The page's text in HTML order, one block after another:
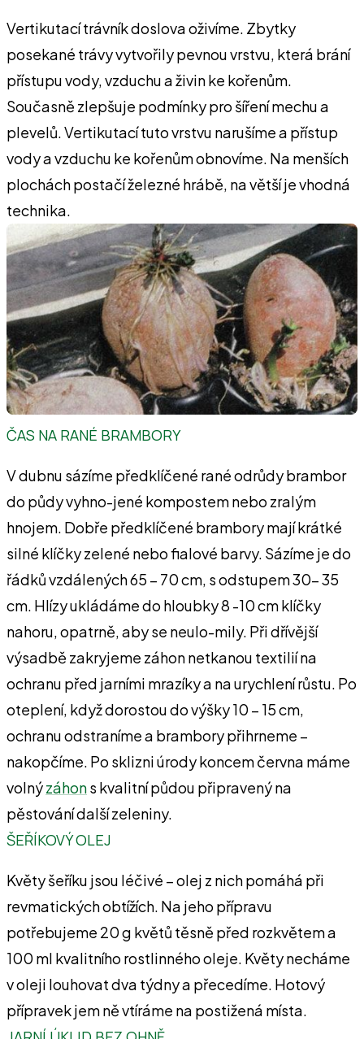
Vertikutací trávník doslova oživíme. Zbytky
posekané trávy vytvořily pevnou vrstvu, která brání
přístupu vody, vzduchu a živin ke kořenům.
Současně zlepšuje podmínky pro šíření mechu a
plevelů. Vertikutací tuto vrstvu narušíme a přístup
vody a vzduchu ke kořenům obnovíme. Na menších
plochách postačí železné hrábě, na větší je vhodná
technika.
ČAS NA RANÉ BRAMBORY
V dubnu sázíme předklíčené rané odrůdy brambor
do půdy vyhno-jené kompostem nebo zralým
hnojem. Dobře předklíčené brambory mají krátké
silné klíčky zelené nebo fialové barvy. Sázíme je do
řádků vzdálených 65 – 70 cm, s odstupem 30- 35
cm. Hlízy ukládáme do hloubky 8 -10 cm klíčky
nahoru, opatrně, aby se neulo-mily. Při dřívější
výsadbě zakryjeme záhon netkanou textilií na
ochranu před jarními mrazíky a na urychlení růstu. Po
oteplení, když dorostou do výšky 10 – 15 cm,
ochranu odstraníme a brambory přihrneme –
nakopčíme. Po sklizni úrody koncem června máme
volnýzáhons kvalitní půdou připravený na
pěstování další zeleniny.
ŠEŘÍKOVÝ OLEJ
Květy šeříku jsou léčivé – olej z nich pomáhá při
revmatických obtížích. Na jeho přípravu
potřebujeme 20 g květů těsně před rozkvětem a
100 ml kvalitního rostlinného oleje. Květy necháme
v oleji louhovat dva týdny a přecedíme. Hotový
přípravek jem ně vtíráme na postižená místa.